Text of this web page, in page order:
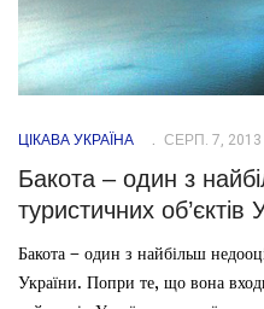
ЦІКАВА УКРАЇНА СЕРП. 7, 2013
Бакота – один з
туристичних об’єктів
Бакота – один з найбільш
України. Попри те, що вона